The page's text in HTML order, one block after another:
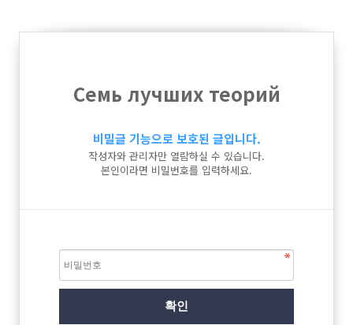
Семь лучших теорий
비밀글 기능으로 보호된 글입니다.
작성자와 관리자만 열람하실 수 있습니다.
본인이라면 비밀번호를 입력하세요.